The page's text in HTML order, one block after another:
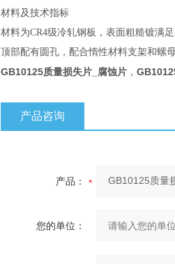
材料及技术指标
材料为CR4级冷轧钢板，表面粗糙镀满
顶部配有圆孔，配合惰性材料支架和螺
GB10125质量损失片_腐蚀片 ，
产品咨询
产品：
您的单位：